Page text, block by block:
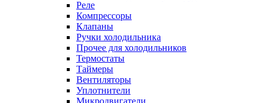
Реле
Компрессоры
Клапаны
Ручки холодильника
Прочее для холодильников
Термостаты
Таймеры
Вентиляторы
Уплотнители
Микродвигатели